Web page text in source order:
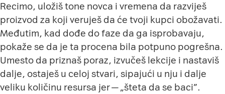
Recimo, uložiš tone novca i vremena da razviješ
proizvod za koji veruješ da će tvoji kupci obožavati.
Međutim, kad dođe do faze da ga isprobavaju,
pokaže se da je ta procena bila potpuno pogrešna.
Umesto da priznaš poraz, izvučeš lekcije i nastaviš
dalje, ostaješ u celoj stvari, sipajući u nju i dalje
veliku količinu resursa jer — „šteta da se baci”.